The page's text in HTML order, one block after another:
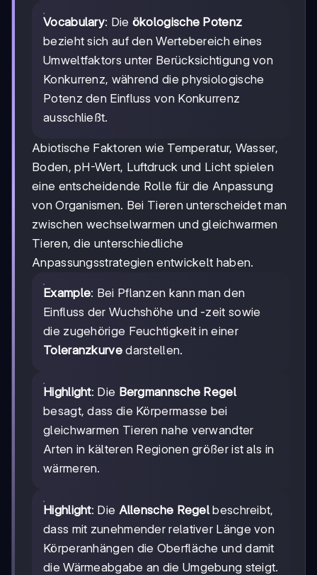
Vocabulary: Die ökologische Potenz
bezieht sich auf den Wertebereich eines
Umweltfaktors unter Berücksichtigung von
Konkurrenz, während die physiologische
Potenz den Einfluss von Konkurrenz
ausschließt.
Abiotische Faktoren wie Temperatur, Wasser,
Boden, pH-Wert, Luftdruck und Licht spielen
eine entscheidende Rolle für die Anpassung
von Organismen. Bei Tieren unterscheidet man
zwischen wechselwarmen und gleichwarmen
Tieren, die unterschiedliche
Anpassungsstrategien entwickelt haben.
Example: Bei Pflanzen kann man den
Einfluss der Wuchshöhe und -zeit sowie
die zugehörige Feuchtigkeit in einer
Toleranzkurvedarstellen.
Highlight: Die Bergmannsche Regel
besagt, dass die Körpermasse bei
gleichwarmen Tieren nahe verwandter
Arten in kälteren Regionen größer ist als in
wärmeren.
Highlight: Die Allensche Regel beschreibt,
dass mit zunehmender relativer Länge von
Körperanhängen die Oberfläche und damit
die Wärmeabgabe an die Umgebung steigt.